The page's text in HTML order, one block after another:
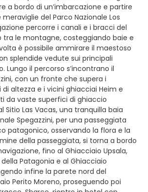
a bordo di un’imbarcazione e partire
del Parco Nazionale Los
percorre i canali e i bracci del
tra le montagne, costeggiando baie e
è possibile ammirare il maestoso
splendide vedute sui principali
Lungo il percorso s’incontrano il
con un fronte che supera i
altezza e i vicini ghiacciai Heim e
da vaste superfici di ghiaccio
Sitio Las Vacas, una tranquilla baia
Spegazzini, per una passeggiata
patagonico, osservando la flora e la
della passeggiata, si torna a bordo
fino al Ghiacciaio Upsala,
Patagonia e al Ghiacciaio
infine la parete nord del
Perito Moreno, proseguendo poi